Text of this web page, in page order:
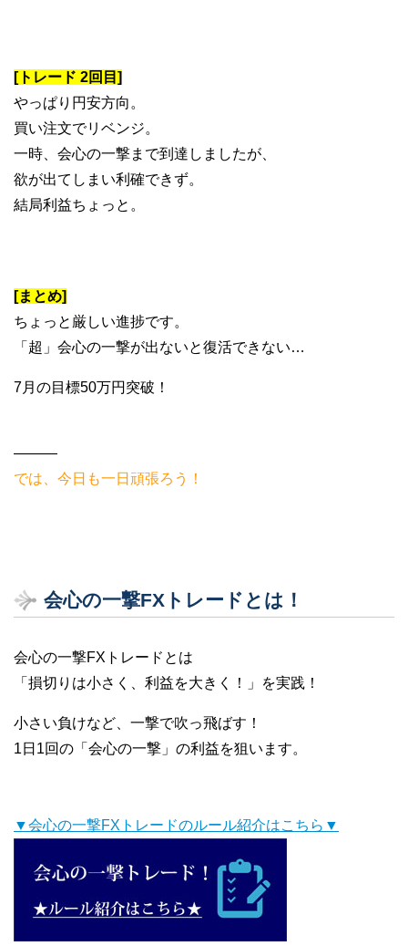
[トレード 2回目]
やっぱり円安方向。
買い注文でリベンジ。
一時、会心の一撃まで到達しましたが、
欲が出てしまい利確できず。
結局利益ちょっと。
[まとめ]
ちょっと厳しい進捗です。
「超」会心の一撃が出ないと復活できない…
7月の目標50万円突破！
———
では、今日も一日頑張ろう！
会心の一撃FXトレードとは！
会心の一撃FXトレードとは
「損切りは小さく、利益を大きく！」を実践！
小さい負けなど、一撃で吹っ飛ばす！
1日1回の「会心の一撃」の利益を狙います。
▼会心の一撃FXトレードのルール紹介はこちら▼